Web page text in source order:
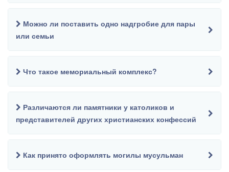
Можно ли поставить одно надгробие для пары
или семьи
Что такое мемориальный комплекс?
Различаются ли памятники у католиков и
представителей других христианских конфессий
Как принято оформлять могилы мусульман